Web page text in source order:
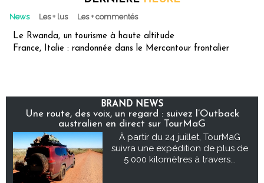
News Les + lus Les + commentés
Le Rwanda, un tourisme à haute altitude
France, Italie : randonnée dans le Mercantour frontalier
BRAND NEWS
Une route, des voix, un regard : suivez l’Outback
australien en direct sur TourMaG
À partir du 24 juillet, TourMaG
suivra une expédition de plus de
5 000 kilomètres à travers...